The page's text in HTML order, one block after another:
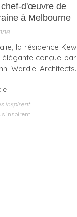
chef-d'œuvre de
à Melbourne
la résidence Kew
conçue par
Wardle Architects.
inspirent
inspirent